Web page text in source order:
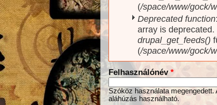
(/space/www/gock/
Deprecated function
array is
drupal_get_feeds()
(/space/www/gock/
Felhasználónév *
Szóköz használata
aláhúzás használható.